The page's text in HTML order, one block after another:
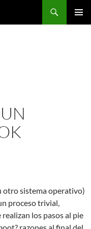
otro sistema operativo)
proceso trivial,
los pasos al pie